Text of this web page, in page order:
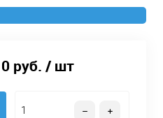
руб. / шт